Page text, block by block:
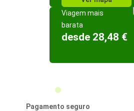
Viagem mais
barata
desde 28,48 €
Pagamento seguro